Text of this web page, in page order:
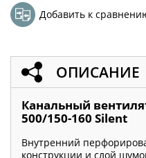
Добавить к
ОПИСАНИЕ
Канальный
500/150-160 Silent
Внутренний
конструкции и слой